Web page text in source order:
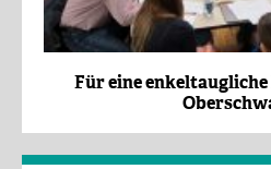
Für eine enkeltaugliche